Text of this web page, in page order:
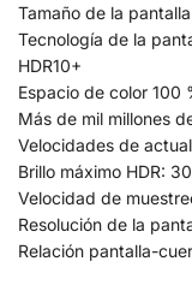
Tamaño de la
Tecnología de la
HDR10+
Espacio de color 100
Más de mil millones
Velocidades de
Brillo máximo HDR:
Velocidad de
Resolución de la
Relación pantalla-